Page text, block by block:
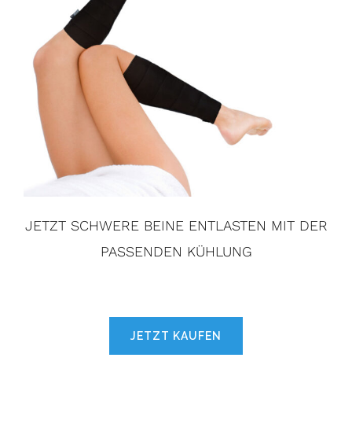
JETZT SCHWERE BEINE ENTLASTEN MIT DER
PASSENDEN KÜHLUNG
JETZT KAUFEN